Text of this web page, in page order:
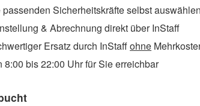
Sicherheitskräfte selbst
& Abrechnung direkt über InStaff
Ersatz durch InStaffohne
bis 22:00 Uhr für Sie erreichbar